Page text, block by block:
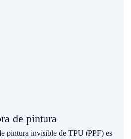
de pintura
pintura invisible de TPU (PPF) es